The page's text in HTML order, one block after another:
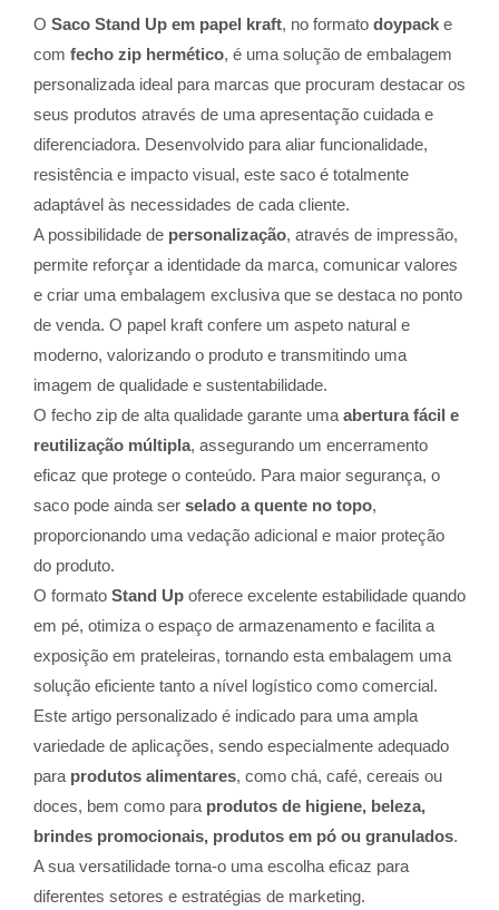
O Saco Stand Up em papel kraft, no formato doypack e
com fecho zip hermético, é uma solução de embalagem
personalizada ideal para marcas que procuram destacar os
seus produtos através de uma apresentação cuidada e
diferenciadora. Desenvolvido para aliar funcionalidade,
resistência e impacto visual, este saco é totalmente
adaptável às necessidades de cada cliente.
A possibilidade de personalização, através de impressão,
permite reforçar a identidade da marca, comunicar valores
e criar uma embalagem exclusiva que se destaca no ponto
de venda. O papel kraft confere um aspeto natural e
moderno, valorizando o produto e transmitindo uma
imagem de qualidade e sustentabilidade.
O fecho zip de alta qualidade garante uma abertura fácil e
reutilização múltipla, assegurando um encerramento
eficaz que protege o conteúdo. Para maior segurança, o
saco pode ainda ser selado a quente no topo,
proporcionando uma vedação adicional e maior proteção
do produto.
O formato Stand Up oferece excelente estabilidade quando
em pé, otimiza o espaço de armazenamento e facilita a
exposição em prateleiras, tornando esta embalagem uma
solução eficiente tanto a nível logístico como comercial.
Este artigo personalizado é indicado para uma ampla
variedade de aplicações, sendo especialmente adequado
para produtos alimentares, como chá, café, cereais ou
doces, bem como para produtos de higiene, beleza,
brindes promocionais, produtos em pó ou granulados.
A sua versatilidade torna-o uma escolha eficaz para
diferentes setores e estratégias de marketing.